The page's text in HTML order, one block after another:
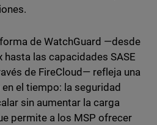
de WatchGuard —desde
hasta las capacidades SASE
de FireCloud— refleja una
el tiempo: la seguridad
sin aumentar la carga
permite a los MSP ofrecer